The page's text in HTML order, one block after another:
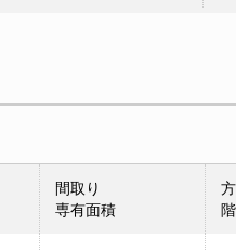
間取り
専有面積